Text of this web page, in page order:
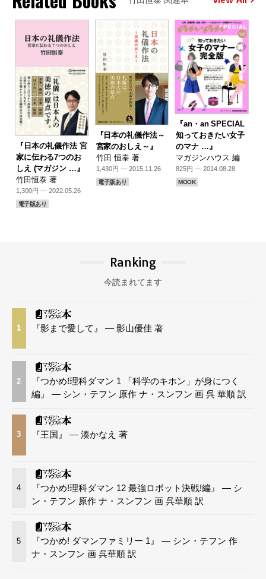
『日本の礼儀作法 宮
家に伝わる7つのお
しえ (マガジン …』
竹田恒泰 著
1,300円 — 2022.05.26
電子版あり
『日本の礼儀作法～
宮家のおしえ～』
竹田 恒泰 著
1,430円 — 2015.11.26
電子版あり
『an・an SPECIAL
知っておきたい女子
のマナ …』
マガジンハウス 編
825円 — 2014.08.28
MOOK
Ranking
今読まれてます
1 『影まで愛して』 — 影山優佳 著
2
『つかめ!理科ダマン 1 「科学のキホン」が身につく
編』 — シン・テフン 原作 ナ・スンフン 画 呉 華順 訳
3 『王国』 — 湊かなえ 著
4
『つかめ!理科ダマン 12 最強ロボット決戦!編』 — シ
ン・テフン 原作 ナ・スンフン 画 呉華順 訳
5
『つかめ! ダマンファミリー 1』 — シン・テフン 作
ナ・スンフン 画 呉華順 訳